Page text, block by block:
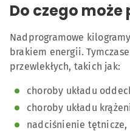
Do czego
Nadprogramowe
brakiem energii.
przewlekłych, takich jak:
choroby układu
choroby układu
nadciśnienie tętnicze,